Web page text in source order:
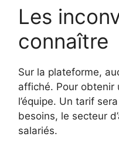
Les
connaître
Sur la plateforme,
affiché. Pour
l’équipe. Un tarif
besoins, le secteur
salariés.